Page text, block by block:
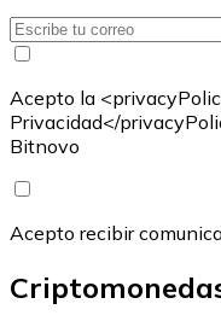
Acepto la
Privacidad</
Bitnovo
Acepto recibir